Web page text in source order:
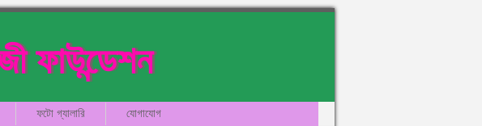
ফাউন্ডেশন
ফটো গ্যালারি যোগাযোগ